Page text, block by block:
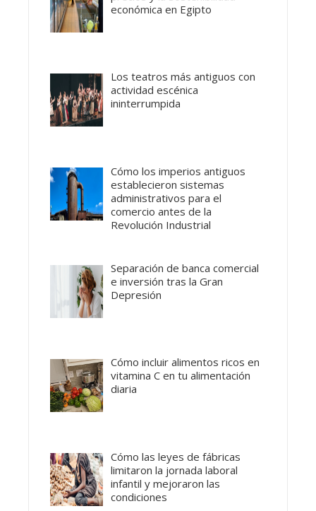
económica en Egipto
Los teatros más antiguos con
actividad escénica
ininterrumpida
Cómo los imperios antiguos
establecieron sistemas
administrativos para el
comercio antes de la
Revolución Industrial
Separación de banca comercial
e inversión tras la Gran
Depresión
Cómo incluir alimentos ricos en
vitamina C en tu alimentación
diaria
Cómo las leyes de fábricas
limitaron la jornada laboral
infantil y mejoraron las
condiciones